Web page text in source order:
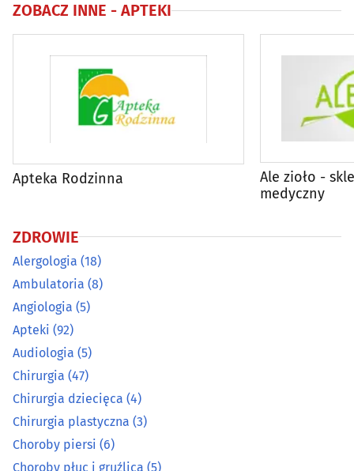
Chirurgia plastyczna
Choroby piersi(6)
Choroby płuc i gruźlica
Choroby zakaźne(5)
Diabetologia(11)
Diagnostyka obrazowa
Dietetyka, zdrowa żywność
Farmaceutyka - hurt(5)
ZOBACZ INNE - APTEKI
Apteka Rodzinna
Ale zioło -
medyczny
ZDROWIE
Alergologia (18)
Ambulatoria (8)
Angiologia (5)
Apteki (92)
Audiologia (5)
Chirurgia (47)
Chirurgia dziecięca (4)
Chirurgia plastyczna (3)
Choroby piersi (6)
Choroby płuc i gruźlica (5)